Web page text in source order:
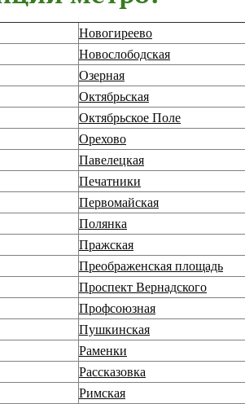
Новогиреево
Новослободская
Озерная
Октябрьская
Октябрьское Поле
Орехово
Павелецкая
Печатники
Первомайская
Полянка
Пражская
Преображенская площадь
Проспект Вернадского
Профсоюзная
Пушкинская
Раменки
Рассказовка
Римская